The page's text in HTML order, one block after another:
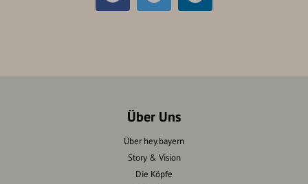
Über Uns
Über hey.bayern
Story & Vision
Die Köpfe